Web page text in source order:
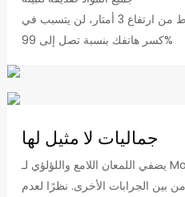
مستوى مقاومة الصدمات: السقوط من ارتفاع 3 أمتار، لن يتسبب في
كسر هاتفك بنسبة تصل إلى 99%
جماليات لا مثيل لها
يضفي اللمعان اللامع واللؤلؤي لـ Mother of Pearl مظهرًا مميزًا
بين الجرابات الأخرى. نظرًا لعدم